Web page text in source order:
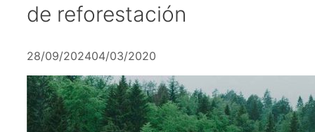
de reforestación
28/09/202404/03/2020